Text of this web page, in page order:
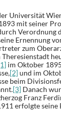
Universität
mit seiner
Verordnung
Ernennung
zum
im Oktober
[2]und im
beim
[3] Danach
Franz
erfolgte seine